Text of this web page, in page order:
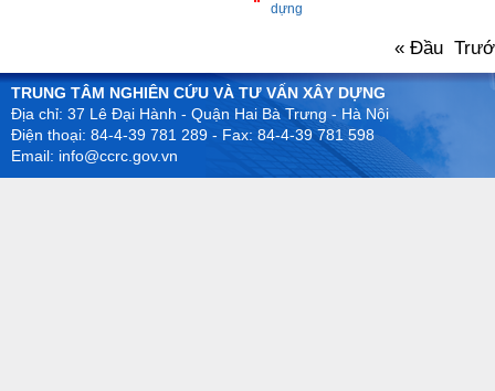
dựng
« Đầu
TRUNG TÂM NGHIÊN CỨU VÀ TƯ VẤN XÂY DỰNG
Địa chỉ: 37 Lê Đại Hành - Quận Hai Bà Trưng - Hà Nội
Điện thoại: 84-4-39 781 289 - Fax: 84-4-39 781 598
Email: info@ccrc.gov.vn